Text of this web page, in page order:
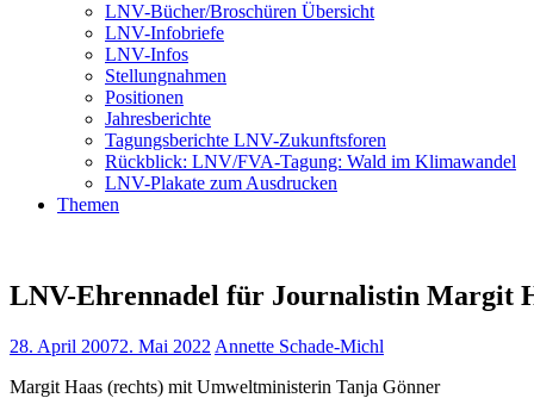
LNV-Bücher/Broschüren Übersicht
LNV-Infobriefe
LNV-Infos
Stellungnahmen
Positionen
Jahresberichte
Tagungsberichte LNV-Zukunftsforen
Rückblick: LNV/FVA-Tagung: Wald im Klimawandel
LNV-Plakate zum Ausdrucken
Themen
LNV-Ehrennadel für Journalistin Margit
28. April 20072. Mai 2022 Annette Schade-Michl
Margit Haas (rechts) mit Umweltministerin Tanja Gönner